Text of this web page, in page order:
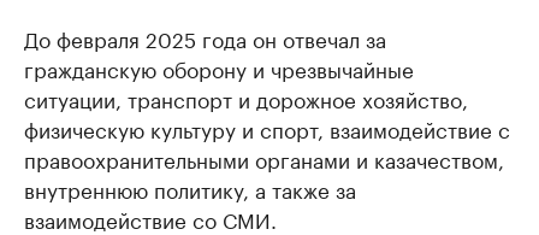
До февраля 2025 года он отвечал за
гражданскую оборону и чрезвычайные
ситуации, транспорт и дорожное хозяйство,
физическую культуру и спорт, взаимодействие с
правоохранительными органами и казачеством,
внутреннюю политику, а также за
взаимодействие со СМИ.